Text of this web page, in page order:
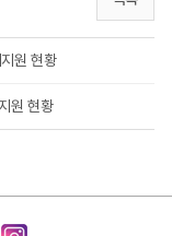
원 현황
원 현황